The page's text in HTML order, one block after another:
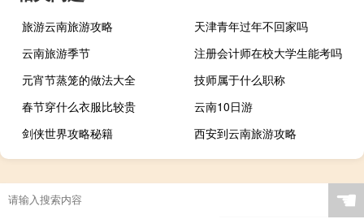
旅游云南旅游攻略
天津青年过年不回家吗
云南旅游季节
注册会计师在校大学生能考吗
元宵节蒸笼的做法大全
技师属于什么职称
春节穿什么衣服比较贵
云南10日游
剑侠世界攻略秘籍
西安到云南旅游攻略
☚